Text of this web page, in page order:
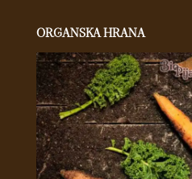
ORGANSKA HRANA